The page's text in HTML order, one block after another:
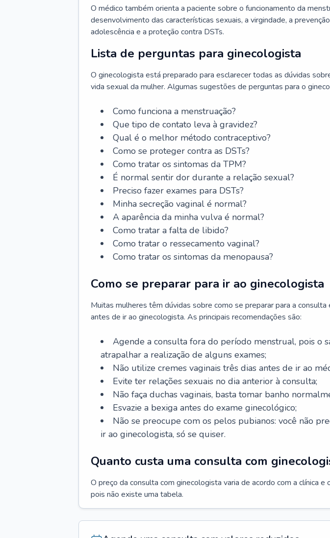
O médico também orienta a paciente sobre o funcionamento da
desenvolvimento das características sexuais, a virgindade, a
adolescência e a proteção contra DSTs.
Lista de perguntas para ginecologista
O ginecologista está preparado para esclarecer todas as dúvidas
vida sexual da mulher. Algumas sugestões de perguntas para o
Como funciona a menstruação?
Que tipo de contato leva à gravidez?
Qual é o melhor método contraceptivo?
Como se proteger contra as DSTs?
Como tratar os sintomas da TPM?
É normal sentir dor durante a relação sexual?
Preciso fazer exames para DSTs?
Minha secreção vaginal é normal?
A aparência da minha vulva é normal?
Como tratar a falta de libido?
Como tratar o ressecamento vaginal?
Como tratar os sintomas da menopausa?
Como se preparar para ir ao ginecologista
Muitas mulheres têm dúvidas sobre como se preparar para a
antes de ir ao ginecologista. As principais recomendações são:
Agende a consulta fora do período menstrual, pois o
atrapalhar a realização de alguns exames;
Não utilize cremes vaginais três dias antes de ir ao
Evite ter relações sexuais no dia anterior à consulta;
Não faça duchas vaginais, basta tomar banho
Esvazie a bexiga antes do exame ginecológico;
Não se preocupe com os pelos pubianos: você não
ir ao ginecologista, só se quiser.
Quanto custa uma consulta com
O preço da consulta com ginecologista varia de acordo com a clínica e
pois não existe uma tabela.